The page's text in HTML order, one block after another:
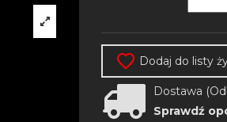
Dodaj do listy
Dostawa
Sprawdź